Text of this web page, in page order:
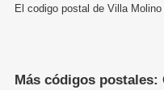
El codigo postal de Villa
Más códigos postales: